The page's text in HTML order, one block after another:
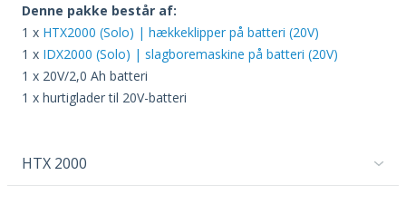
Denne pakke består af:
1 x HTX2000 (Solo) | hækkeklipper på batteri (20V)
1 x IDX2000 (Solo) | slagboremaskine på batteri (20V)
1 x 20V/2,0 Ah batteri
1 x hurtiglader til 20V-batteri
HTX 2000